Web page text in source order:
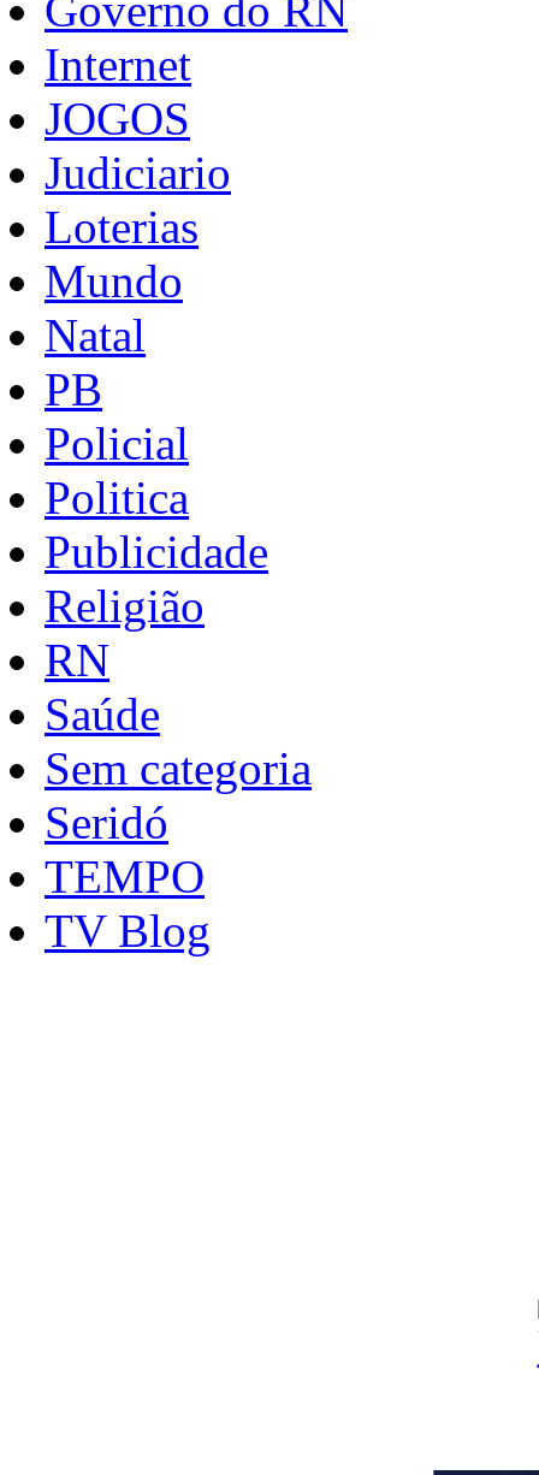
Governo do RN
Internet
JOGOS
Judiciario
Loterias
Mundo
Natal
PB
Policial
Politica
Publicidade
Religião
RN
Saúde
Sem categoria
Seridó
TEMPO
TV Blog